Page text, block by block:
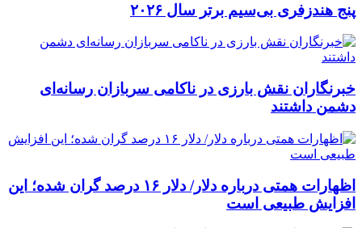
پنج هندزفری بی‌سیم برتر سال ۲۰۲۶
خبرنگاران نقش بارزی در ناکامی سربازان رسانه‌ای
دشمن داشتند
اظهارات همتی درباره دلار/ دلار ۱۶ درصد گران شده؛ این
افزایش طبیعی است